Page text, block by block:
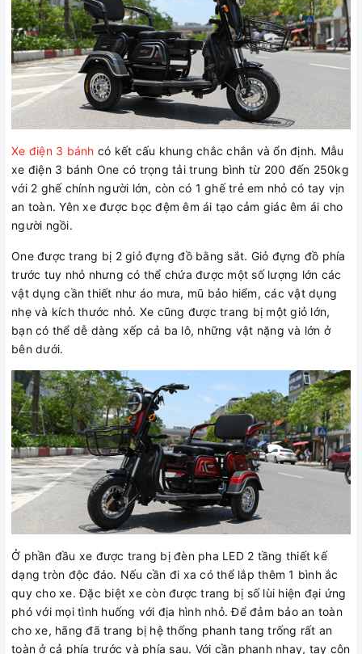
Xe điện 3 bánh có kết cấu khung chắc chắn và ổn định. Mẫu
xe điện 3 bánh One có trọng tải trung bình từ 200 đến 250kg
với 2 ghế chính người lớn, còn có 1 ghế trẻ em nhỏ có tay vịn
an toàn. Yên xe được bọc đệm êm ái tạo cảm giác êm ái cho
người ngồi.
One được trang bị 2 giỏ đựng đồ bằng sắt. Giỏ đựng đồ phía
trước tuy nhỏ nhưng có thể chứa được một số lượng lớn các
vật dụng cần thiết như áo mưa, mũ bảo hiểm, các vật dụng
nhẹ và kích thước nhỏ. Xe cũng được trang bị một giỏ lớn,
bạn có thể dễ dàng xếp cả ba lô, những vật nặng và lớn ở
bên dưới.
Ở phần đầu xe được trang bị đèn pha LED 2 tầng thiết kế
dạng tròn độc đáo. Nếu cần đi xa có thể lắp thêm 1 bình ắc
quy cho xe. Đặc biệt xe còn được trang bị số lùi hiện đại ứng
phó với mọi tình huống với địa hình nhỏ. Để đảm bảo an toàn
cho xe, hãng đã trang bị hệ thống phanh tang trống rất an
toàn ở cả phía trước và phía sau. Với cần phanh nhạy, tay côn